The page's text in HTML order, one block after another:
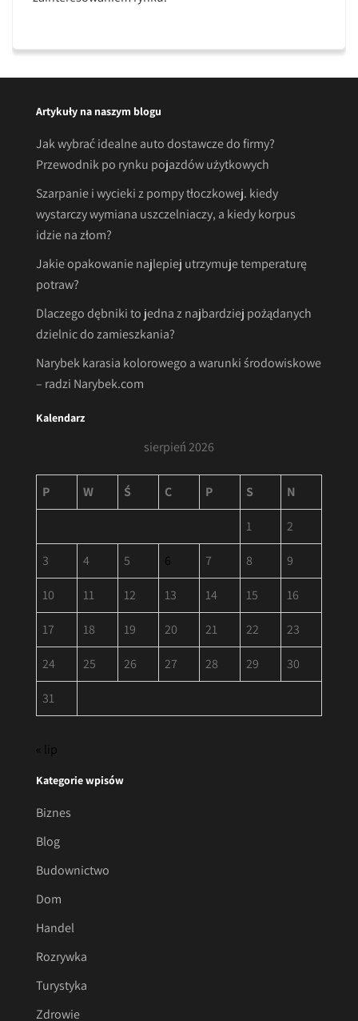
Artykuły na naszym blogu
Jak wybrać idealne auto dostawcze do firmy?
Przewodnik po rynku pojazdów użytkowych
Szarpanie i wycieki z pompy tłoczkowej. kiedy
wystarczy wymiana uszczelniaczy, a kiedy korpus
idzie na złom?
Jakie opakowanie najlepiej utrzymuje temperaturę
potraw?
Dlaczego dębniki to jedna z najbardziej pożądanych
dzielnic do zamieszkania?
Narybek karasia kolorowego a warunki środowiskowe
– radzi Narybek.com
Kalendarz
sierpień 2026
P W Ś C P S N
1 2
3 4 5 6 7 8 9
10 11 12 13 14 15 16
17 18 19 20 21 22 23
24 25 26 27 28 29 30
31
« lip
Kategorie wpisów
Biznes
Blog
Budownictwo
Dom
Handel
Rozrywka
Turystyka
Zdrowie